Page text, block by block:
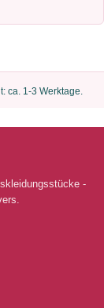
ca. 1-3 Werktage.
-